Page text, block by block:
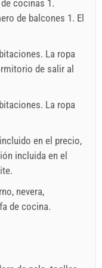
más preguntas,
una consulta".
cocinas 1.
de balcones 1. El
La ropa
de salir al
La ropa
en el precio,
incluida en el
.
, nevera,
de cocina.